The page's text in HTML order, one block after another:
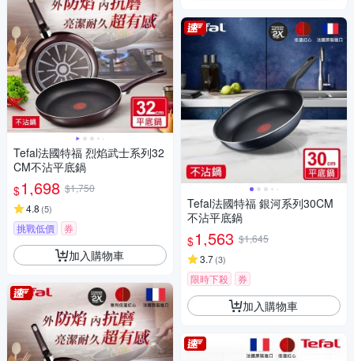
Tefal法國特福 烈焰武士系列32
CM不沾平底鍋
$1,698 $1,750
4.8 (5)
挑戰低價 券
加入購物車
Tefal法國特福 銀河系列30CM
不沾平底鍋
$1,563 $1,645
3.7(3)
限時下殺 券
加入購物車